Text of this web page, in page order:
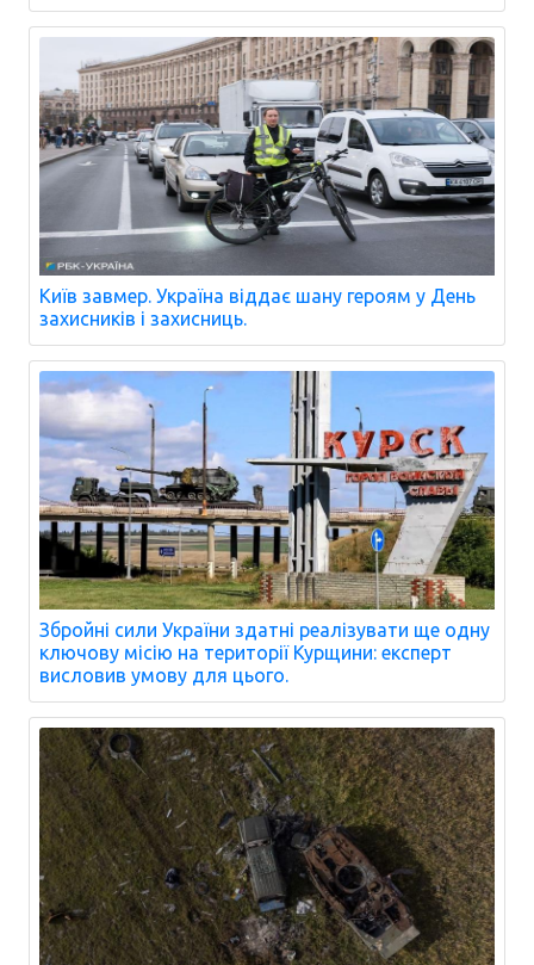
Київ завмер. Україна віддає шану героям у День
захисників і захисниць.
Збройні сили України здатні реалізувати ще одну
ключову місію на території Курщини: експерт
висловив умову для цього.